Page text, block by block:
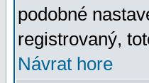
podobné
registrovaný,
Návrat hore